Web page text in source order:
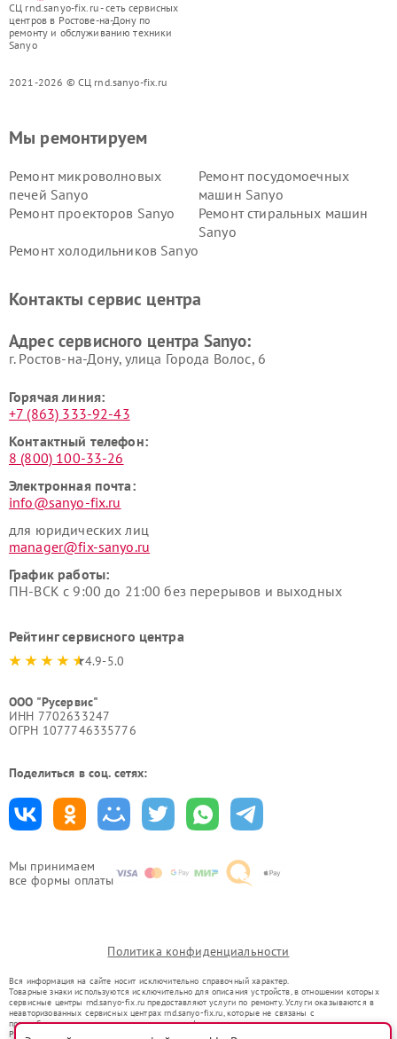
СЦ rnd.sanyo-fix.ru - сеть сервисных
центров в Ростове-на-Дону по
ремонту и обслуживанию техники
Sanyo
2021-2026 © СЦ rnd.sanyo-fix.ru
Мы принимаем
все формы оплаты
Мы ремонтируем
Ремонт микроволновых
печей Sanyo
Ремонт посудомоечных
машин Sanyo
Ремонт проекторов Sanyo
Ремонт стиральных машин
Sanyo
Ремонт холодильников Sanyo
Контакты сервис центра
Адрес сервисного центра Sanyo:
г. Ростов-на-Дону, улица Города Волос, 6
Горячая линия:
+7 (863) 333-92-43
Контактный телефон:
8 (800) 100-33-26
Электронная почта:
info@sanyo-fix.ru
для юридических лиц
manager@fix-sanyo.ru
График работы:
ПН-ВСК с 9:00 до 21:00 без перерывов и выходных
Рейтинг сервисного центра
4.9-5.0
ООО "Русервис"
ИНН 7702633247
ОГРН 1077746335776
Поделиться в соц. сетях:
Политика конфиденциальности
Вся информация на сайте носит исключительно справочный характер.
Товарные знаки используются исключительно для описания устройств, в отношении которых
сервисные центры rnd.sanyo-fix.ru предоставляют услуги по ремонту. Услуги оказываются в
неавторизованных сервисных центрах rnd.sanyo-fix.ru, которые не связаны с
правообладателями товарных знаков или их официальными представителями.
Ремонт осуществляется для устройств, уже введенных в гражданский оборот в соответствии